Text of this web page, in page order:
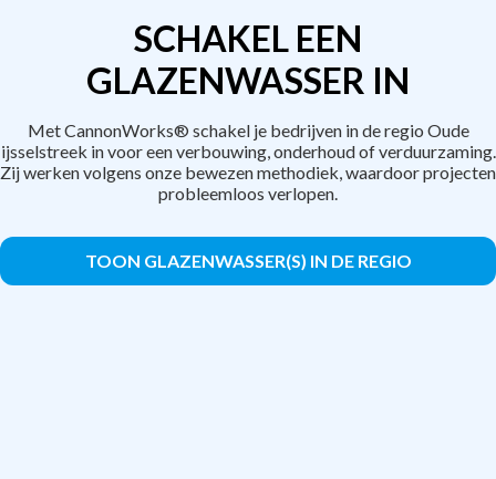
SCHAKEL EEN
GLAZENWASSER IN
Met CannonWorks® schakel je bedrijven in de regio Oude
ijsselstreek in voor een verbouwing, onderhoud of verduurzaming.
Zij werken volgens onze bewezen methodiek, waardoor projecten
probleemloos verlopen.
TOON GLAZENWASSER(S) IN DE REGIO